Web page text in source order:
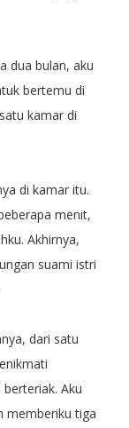
dua bulan, aku
bertemu di
kamar di
di kamar itu.
menit,
Akhirnya,
suami istri
dari satu
Aku
memberiku tiga